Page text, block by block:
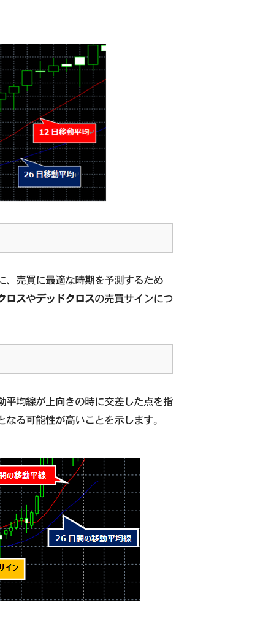
、売買に最適な時期を予測するため
ロスやデッドクロスの売買サインにつ
平均線が上向きの時に交差した点を指
る可能性が高いことを示します。